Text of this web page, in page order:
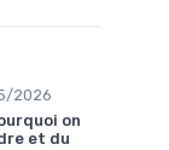
2026
on
et du